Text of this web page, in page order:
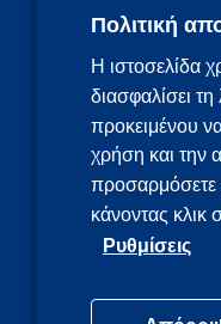
Πολιτική
Η ιστοσελίδα
διασφαλίσει τη
προκειμένου
χρήση και την
προσαρμόσετε
κάνοντας κλικ
Ρυθμίσεις